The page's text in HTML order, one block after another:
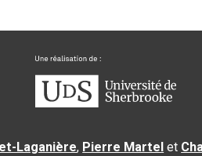
Laganière, Pierre Martel et